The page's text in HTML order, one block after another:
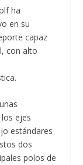
ha
en su
capaz
con alto
ejes
estándares
dos
polos de